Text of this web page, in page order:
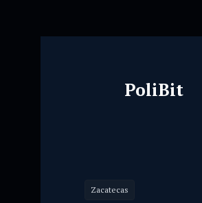
PoliBit
Zacatecas